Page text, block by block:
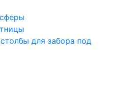
для забора под